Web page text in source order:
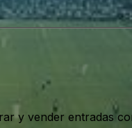
y vender entradas